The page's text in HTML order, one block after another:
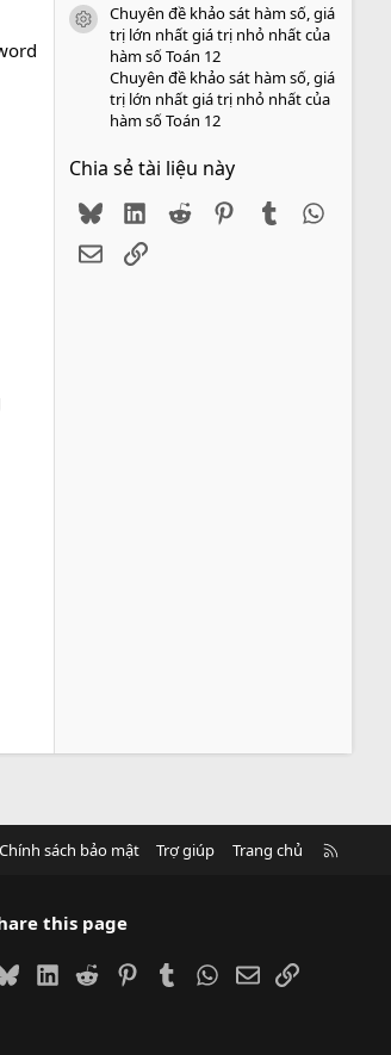
icon tài liệu
Chuyên đề khảo sát hàm số, giá
trị lớn nhất giá trị nhỏ nhất của
hàm số Toán 12
Chuyên đề khảo sát hàm số, giá
trị lớn nhất giá trị nhỏ nhất của
hàm số Toán 12
Chia sẻ tài liệu này
BlueskyLinkedIn
Reddit PinterestTumblr
EmailLink
Chính sách bảo mật Trợ giúp Trang chủ
this page
BlueskyLinkedIn
Reddit PinterestTumblrWhatsApp
EmailLink